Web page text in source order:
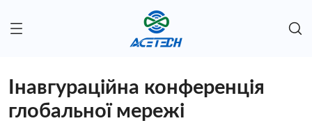
Інавгураційна конференція
глобальної мережі